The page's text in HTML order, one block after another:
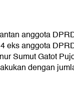
anggota
eks anggota
Sumut Gatot
dengan